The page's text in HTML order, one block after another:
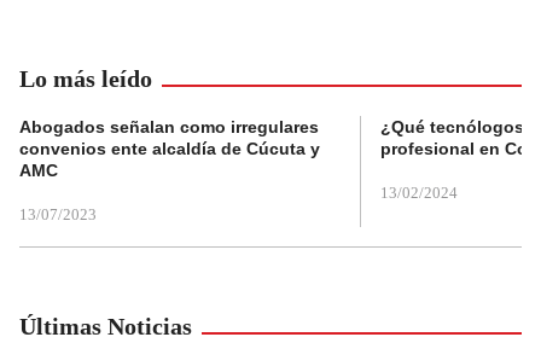
Lo más leído
Abogados señalan como irregulares
convenios ente alcaldía de Cúcuta y
AMC
13/07/2023
¿Qué tecnólogos
profesional en
13/02/2024
Últimas Noticias